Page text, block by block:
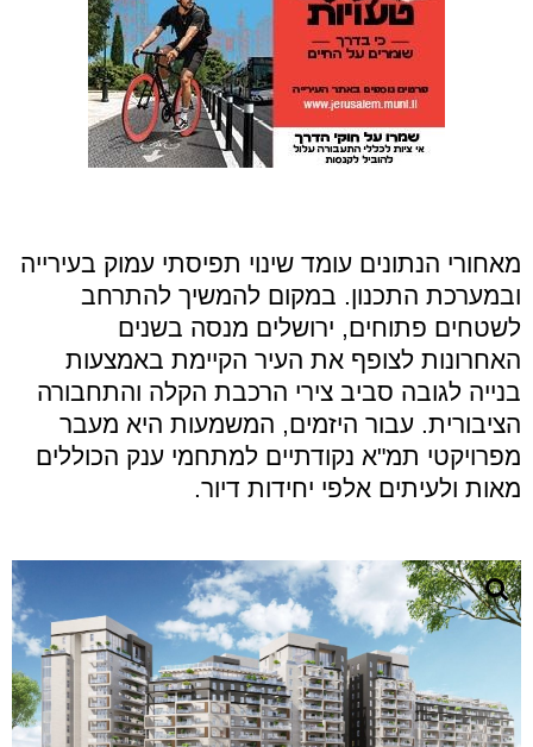
מאחורי הנתונים עומד שינוי תפיסתי עמוק בעירייה
ובמערכת התכנון. במקום להמשיך להתרחב
לשטחים פתוחים, ירושלים מנסה בשנים
האחרונות לצופף את העיר הקיימת באמצעות
בנייה לגובה סביב צירי הרכבת הקלה והתחבורה
הציבורית. עבור היזמים, המשמעות היא מעבר
מפרויקטי תמ"א נקודתיים למתחמי ענק הכוללים
מאות ולעיתים אלפי יחידות דיור.